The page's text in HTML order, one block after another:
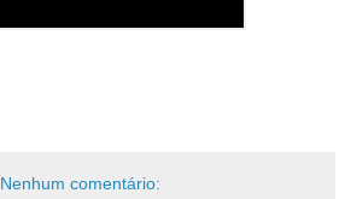
Nenhum comentário: